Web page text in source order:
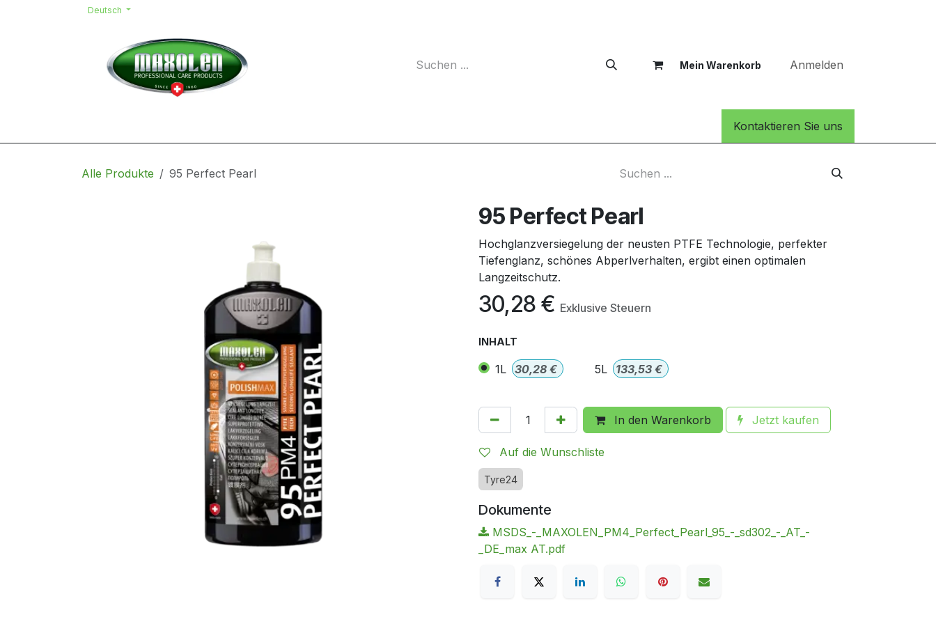
Zum Inhalt springenDeutsch
Mein Warenkorb Anmelden
Kontaktieren Sie uns
Alle Produkte 95 Perfect Pearl
95 Perfect Pearl
Hochglanzversiegelung der neusten PTFE Technologie, perfekter
Tiefenglanz, schönes Abperlverhalten, ergibt einen optimalen
Langzeitschutz.
30,28 € Exklusive Steuern
INHALT
1L 30,28 € 5L 133,53€
In den Warenkorb Jetzt kaufen
Auf die Wunschliste
Tyre24
Dokumente
MSDS_-_MAXOLEN_PM4_Perfect_Pearl_95_-_sd302_-_AT_-
_DE_max AT.pdf